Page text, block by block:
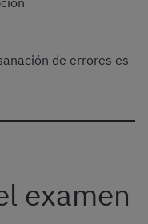
de errores es
examen